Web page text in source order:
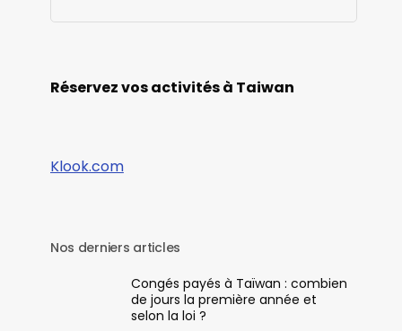
Réservez vos activités à Taiwan
Klook.com
Nos derniers articles
Congés payés à Taïwan : combien
de jours la première année et
selon la loi ?